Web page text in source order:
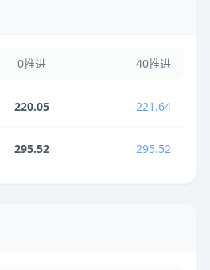
0推进 40推进
220.05 221.64
295.52 295.52